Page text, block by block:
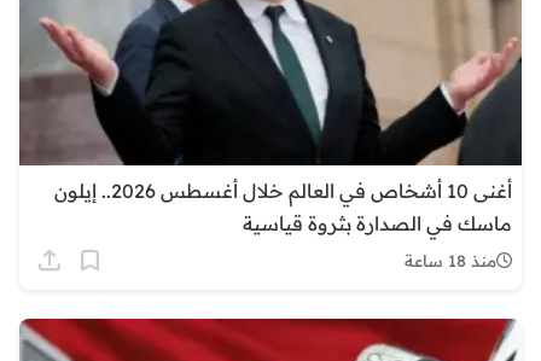
أغنى 10 أشخاص في العالم خلال أغسطس 2026.. إيلون
ماسك في الصدارة بثروة قياسية
منذ 18 ساعة